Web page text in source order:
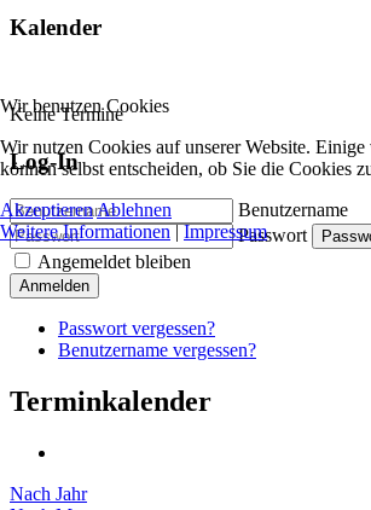
Kalender
Keine Termine
Log-In
Benutzername
Passwort
Angemeldet bleiben
Anmelden
Passwort vergessen?
Benutzername vergessen?
Terminkalender
Nach Jahr
Wir benutzen Cookies
Wir nutzen Cookies auf unserer Website.
können selbst entscheiden, ob Sie die Cookies
AkzeptierenAblehnen
Weitere Informationen|Impressum